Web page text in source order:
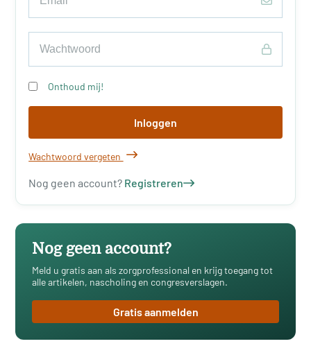
Onthoud mij!
Inloggen
Wachtwoord vergeten
Nog geen account? Registreren
Nog geen account?
Meld u gratis aan als zorgprofessional en krijg toegang tot
alle artikelen, nascholing en congresverslagen.
Gratis aanmelden